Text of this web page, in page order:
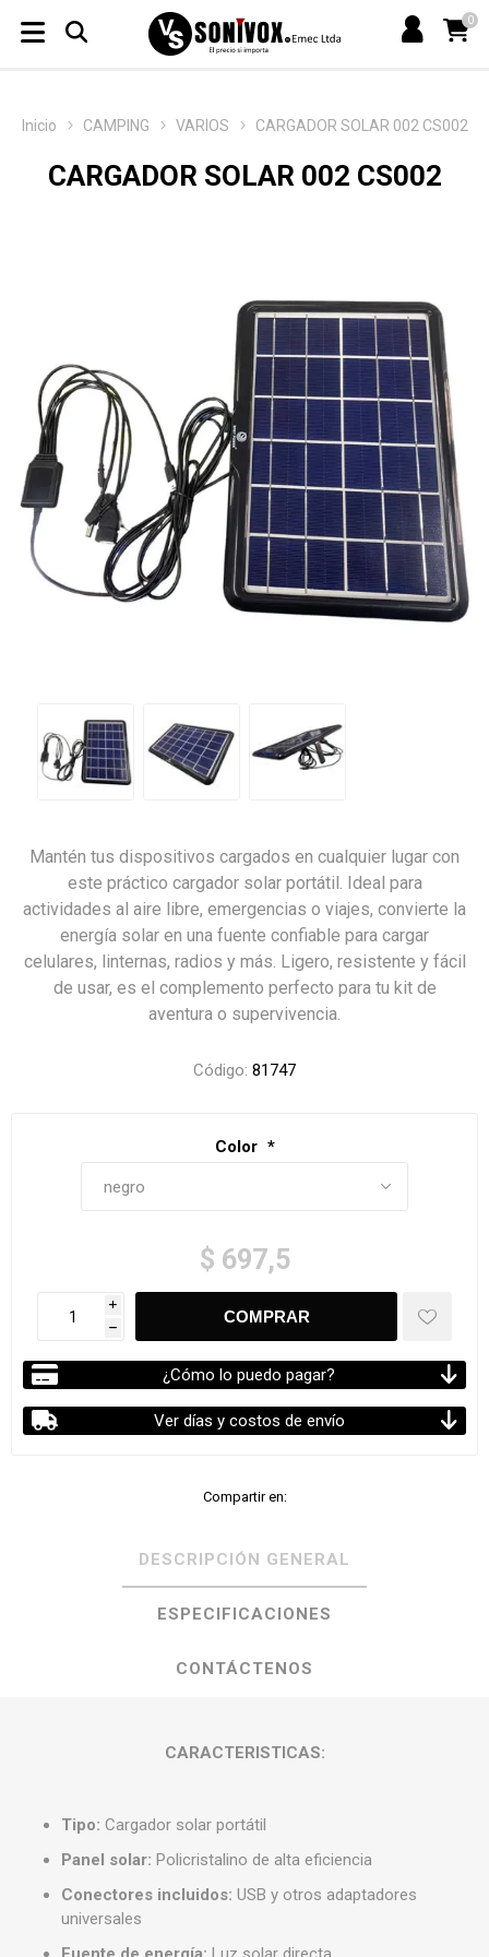
0
Inicio CAMPING VARIOS CARGADOR SOLAR 002 CS002
CARGADOR SOLAR 002 CS002
Mantén tus dispositivos cargados en cualquier lugar con
este práctico cargador solar portátil. Ideal para
actividades al aire libre, emergencias o viajes, convierte la
energía solar en una fuente confiable para cargar
celulares, linternas, radios y más. Ligero, resistente y fácil
de usar, es el complemento perfecto para tu kit de
aventura o supervivencia.
Código: 81747
Color *
$ 697,5
i
h
¿Cómo lo puedo pagar?
Ver días y costos de envío
Compartir en:
DESCRIPCIÓN GENERAL
ESPECIFICACIONES
CONTÁCTENOS
CARACTERISTICAS:
Tipo: Cargador solar portátil
Panel solar: Policristalino de alta eficiencia
Conectores incluidos: USB y otros adaptadores
universales